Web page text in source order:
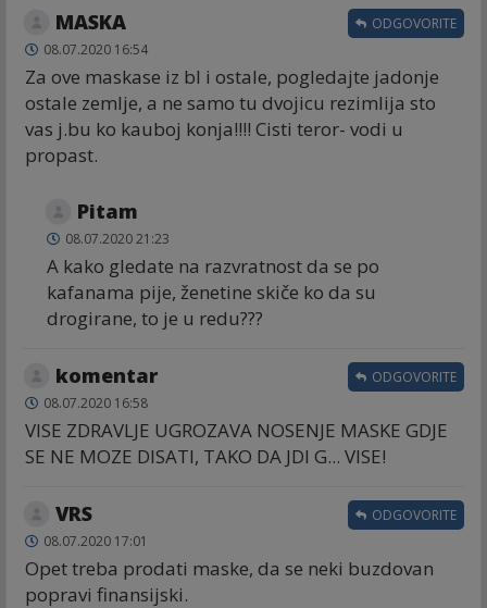
MASKA
08.07.2020 16:54
Za ove maskase iz bl i ostale, pogledajte jadonje
ostale zemlje, a ne samo tu dvojicu rezimlija sto
vas j.bu ko kauboj konja!!!! Cisti teror- vodi u
propast.
ODGOVORITE
Pitam
08.07.2020 21:23
A kako gledate na razvratnost da se po
kafanama pije, ženetine skiče ko da su
drogirane, to je u redu???
komentar
08.07.2020 16:58
VISE ZDRAVLJE UGROZAVA NOSENJE MASKE GDJE
SE NE MOZE DISATI, TAKO DA JDI G... VISE!
ODGOVORITE
VRS
08.07.2020 17:01
Opet treba prodati maske, da se neki buzdovan
popravi finansijski.
ODGOVORITE